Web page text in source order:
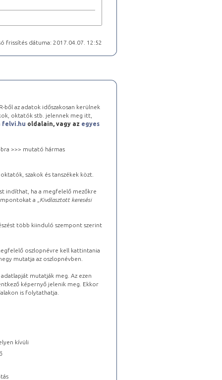
frissítés dátuma: 2017.04.07. 12:52
ből az adatok időszakosan kerülnek
oktatók stb. jelennek meg itt,
felvi.hu oldalain, vagy az egyes
>>> mutató hármas
szakok és tanszékek közt.
indíthat, ha a megfelelő mezőkre
a „ Kiválasztott keresési
több kiinduló szempont szerint
oszlopnévre kell kattintania
mutatja az oszlopnévben.
mutatják meg. Az ezen
képernyő jelenik meg. Ekkor
is folytathatja.
kívüli